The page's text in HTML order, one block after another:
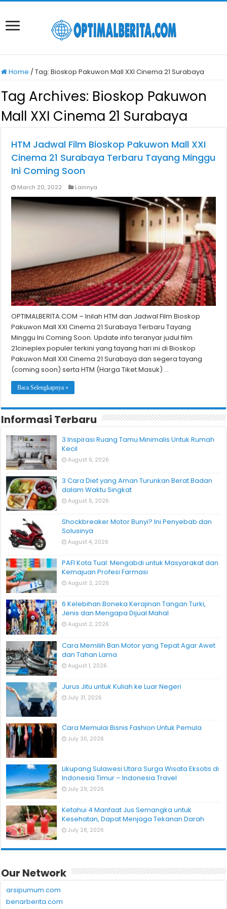
Home /Tag:Bioskop Pakuwon Mall XXI Cinema 21 Surabaya
Tag Archives: Bioskop Pakuwon
Mall XXI Cinema 21 Surabaya
HTM Jadwal Film Bioskop Pakuwon Mall XXI
Cinema 21 Surabaya Terbaru Tayang Minggu
Ini Coming Soon
March 20, 2022 Lainnya
OPTIMALBERITA.COM – Inilah HTM dan Jadwal Film Bioskop
Pakuwon Mall XXI Cinema 21 Surabaya Terbaru Tayang
Minggu Ini Coming Soon. Update info teranyar judul film
21cineplex populer terkini yang tayang hari ini di Bioskop
Pakuwon Mall XXI Cinema 21 Surabaya dan segera tayang
(coming soon) serta HTM (Harga Tiket Masuk) …
Baca Selengkapnya »
Informasi Terbaru
3 Inspirasi Ruang Tamu Minimalis Untuk Rumah
Kecil
August 6, 2026
3 Cara Diet yang Aman Turunkan Berat Badan
dalam Waktu Singkat
August 5, 2026
Shockbreaker Motor Bunyi? Ini Penyebab dan
Solusinya
August 4, 2026
PAFI Kota Tual: Mengabdi untuk Masyarakat dan
Kemajuan Profesi Farmasi
August 3, 2026
6 Kelebihan Boneka Kerajinan Tangan Turki,
Jenis dan Mengapa Dijual Mahal
August 2, 2026
Cara Memilih Ban Motor yang Tepat Agar Awet
dan Tahan Lama
August 1, 2026
Jurus Jitu untuk Kuliah ke Luar Negeri
July 31, 2026
Cara Memulai Bisnis Fashion Untuk Pemula
July 30, 2026
Likupang Sulawesi Utara Surga Wisata Eksotis di
Indonesia Timur – Indonesia Travel
July 29, 2026
Ketahui 4 Manfaat Jus Semangka untuk
Kesehatan, Dapat Menjaga Tekanan Darah
July 28, 2026
Our Network
arsipumum.com
benarberita.com